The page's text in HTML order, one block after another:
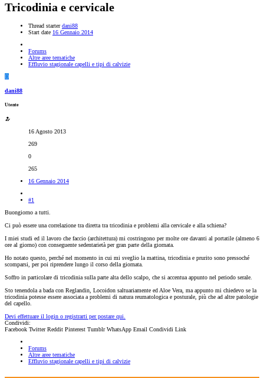
Tricodinia e cervicale
Thread starter dani88
Start date 16 Gennaio 2014
Forums
Altre aree tematiche
Effluvio stagionale capelli e tipi di calvizie
D
dani88
Utente
16 Agosto 2013
269
0
265
16 Gennaio 2014
#1
Buongiorno a tutti.
Ci può essere una correlazione tra diretta tra tricodinia e problemi alla cervicale e alla schiena?
I miei studi ed il lavoro che faccio (architettura) mi costringono per molte ore davanti al portatile (almeno 6
ore al giorno) con conseguente sedentarietà per gran parte della giornata.
Ho notato questo, perché nel momento in cui mi sveglio la mattina, tricodinia e prurito sono pressoché
scomparsi, per poi riprendere lungo il corso della giornata.
Soffro in particolare di tricodinia sulla parte alta dello scalpo, che si accentua appunto nel periodo serale.
Sto tenendola a bada con Reglandin, Locoidon saltuariamente ed Aloe Vera, ma appunto mi chiedevo se la
tricodinia potesse essere associata a problemi di natura reumatologica e posturale, più che ad altre patologie
del capello.
Devi effettuare il login o registrarti per postare qui.
Condividi:
Facebook Twitter Reddit Pinterest Tumblr WhatsApp Email Condividi Link
Forums
Altre aree tematiche
Effluvio stagionale capelli e tipi di calvizie